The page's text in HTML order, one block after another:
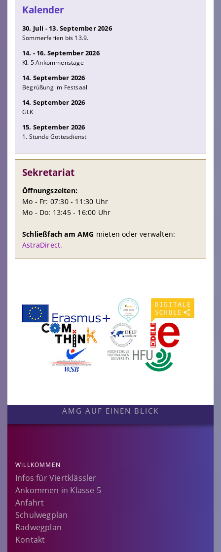
Kalender
30. Juli - 13. September 2026
Sommerferien bis 13.9.
14. - 16. September 2026
Kl. 5 Ankommenstage
14. September 2026
Begrüßung im Festsaal
14. September 2026
GLK
15. September 2026
1. Stunde Gottesdienst
Sekretariat
Öffnungszeiten:
Mo - Fr: 07:30 - 11:30 Uhr
Mo - Do: 13:45 - 16:00 Uhr
Schließfach am AMG mieten oder verwalten:
AstraDirect.
AMG AUF EINEN BLICK
WILLKOMMEN
Infos für Viertklässler
Ankommen in Klasse 5
Anfahrt
Schulwegplan
Radwegplan
Kontakt